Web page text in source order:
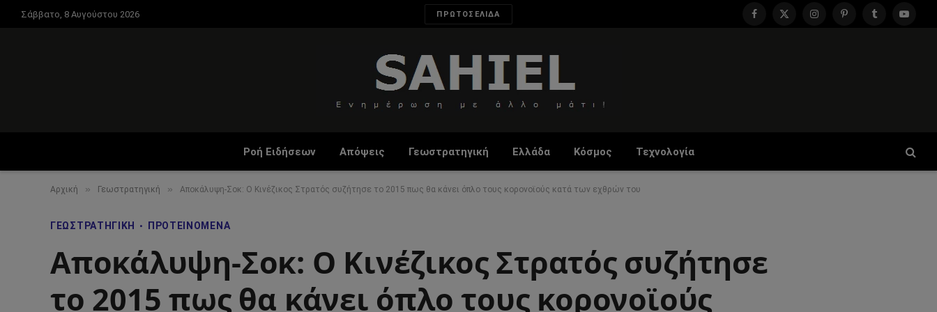
Σάββατο, 8 Αυγούστου 2026 ΠΡΩΤΟΣΕΛΙΔΑ
Facebook
X
InstagramPinterestTumblr
Ροή Ειδήσεων Απόψεις Γεωστρατηγική Ελλάδα Κόσμος Τεχνολογία
Αρχική » Γεωστρατηγική » Αποκάλυψη-Σοκ: Ο Κινέζικος Στρατός συζήτησε το 2015 πως θα κάνει όπλο τους κορονοϊούς κατά των εχθρών του
ΓΕΩΣΤΡΑΤΗΓΙΚΉ ΠΡΟΤΕΙΝΌΜΕΝΑ
Αποκάλυψη-Σοκ: Ο Κινέζικος Στρατός συζήτησε
το 2015 πως θα κάνει όπλο τους κορονοϊούς